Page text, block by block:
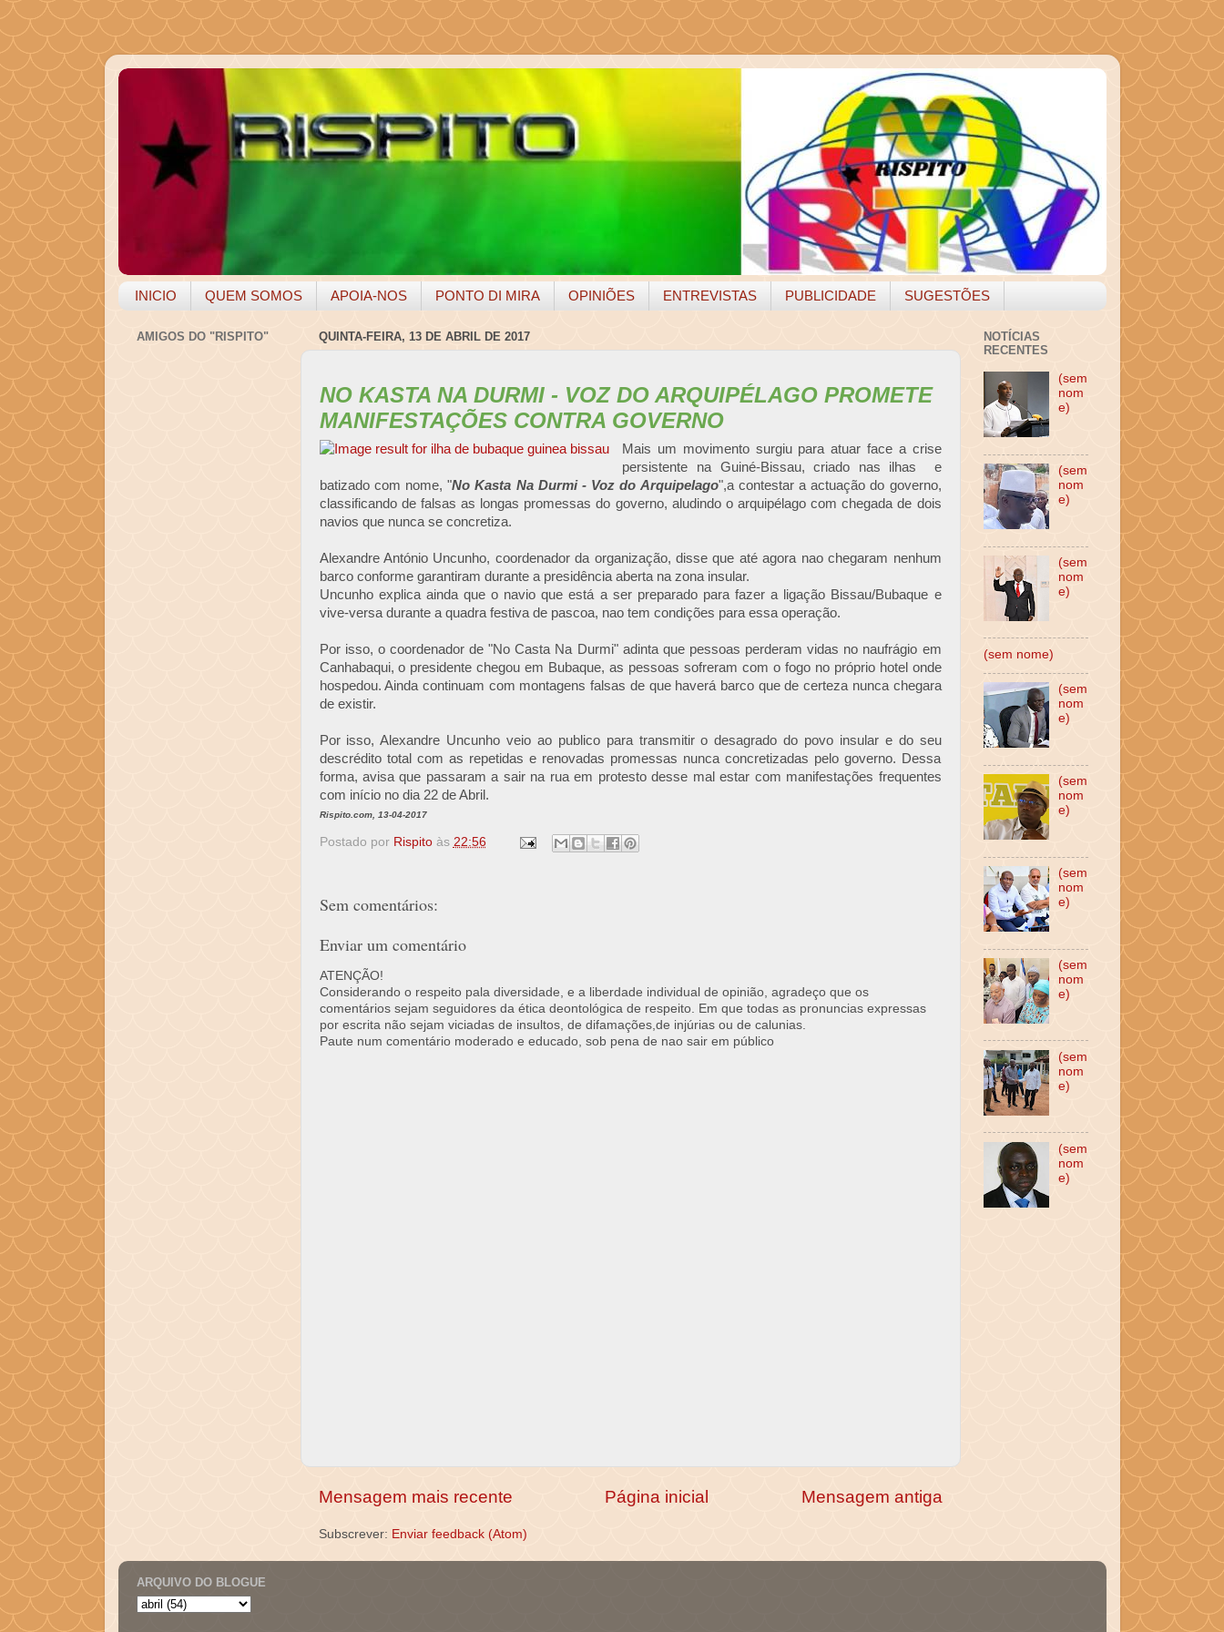
INICIO QUEM SOMOS APOIA-NOS PONTO DI MIRA OPINIÕES ENTREVISTAS PUBLICIDADE SUGESTÕES
QUINTA-FEIRA, 13 DE ABRIL DE 2017
NO KASTA NA DURMI - VOZ DO ARQUIPÉLAGO PROMETE
MANIFESTAÇÕES CONTRA GOVERNO
Mais um movimento surgiu para atuar face a crise
persistente na Guiné-Bissau, criado nas ilhas e
batizado com nome, "No Kasta Na Durmi - Voz do Arquipelago",a contestar a actuação do governo,
classificando de falsas as longas promessas do governo, aludindo o arquipélago com chegada de dois
navios que nunca se concretiza.
Alexandre António Uncunho, coordenador da organização, disse que até agora nao chegaram nenhum
barco conforme garantiram durante a presidência aberta na zona insular.
Uncunho explica ainda que o navio que está a ser preparado para fazer a ligação Bissau/Bubaque e
vive-versa durante a quadra festiva de pascoa, nao tem condições para essa operação.
Por isso, o coordenador de "No Casta Na Durmi" adinta que pessoas perderam vidas no naufrágio em
Canhabaqui, o presidente chegou em Bubaque, as pessoas sofreram com o fogo no próprio hotel onde
hospedou. Ainda continuam com montagens falsas de que haverá barco que de certeza nunca chegara
de existir.
Por isso, Alexandre Uncunho veio ao publico para transmitir o desagrado do povo insular e do seu
descrédito total com as repetidas e renovadas promessas nunca concretizadas pelo governo. Dessa
forma, avisa que passaram a sair na rua em protesto desse mal estar com manifestações frequentes
com início no dia 22 de Abril.
Rispito.com, 13-04-2017
Postado por Rispito às 22:56
Sem comentários:
Enviar um comentário
ATENÇÃO!
Considerando o respeito pala diversidade, e a liberdade individual de opinião, agradeço que os
comentários sejam seguidores da ética deontológica de respeito. Em que todas as pronuncias expressas
por escrita não sejam viciadas de insultos, de difamações,de injúrias ou de calunias.
Paute num comentário moderado e educado, sob pena de nao sair em público
Mensagem mais recente Mensagem antiga
Página inicial
Subscrever: Enviar feedback (Atom)
AMIGOS DO "RISPITO"
NOTÍCIAS
RECENTES
(sem
nom
e)
(sem
nom
e)
(sem
nom
e)
(sem nome)
(sem
nom
e)
(sem
nom
e)
(sem
nom
e)
(sem
nom
e)
(sem
nom
e)
(sem
nom
e)
ARQUIVO DO BLOGUE